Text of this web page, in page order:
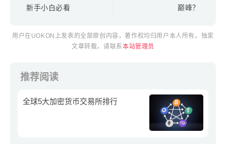
新手小白必看
巅峰？
用户在UOKON上发表的全部原创内容，著作权均归用户本人所有。独家
文章转载，请联系本站管理员
推荐阅读
全球5大加密货币交易所排行